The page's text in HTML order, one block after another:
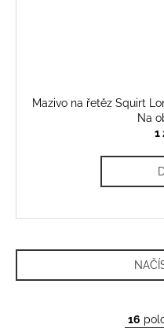
Mazivo na řetěz Squirt
Na
1
16